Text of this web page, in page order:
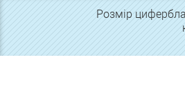
Розмір